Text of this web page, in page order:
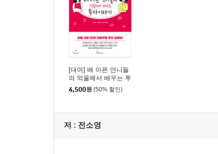
4장 언니들의 눈물겨운 부동산투자 이야기
나는 왜 신혼집을 사지 못했나?
[더 알아보기] 신혼만이 누릴 수 있는 대출혜택
나는 왜 대치동에서 전세를 살았나?_부동산투자,
[더 알아보기] 매매전세비란 무엇인가?
나는 왜 강남 집을 팔고 경기도로 이사를 갔나?_
[더 알아보기] 수도권 신도시의 변천사
나는 왜 지방 아파트를 샀나?_기회비용을 생각하
부모님은 왜 서울의 집을 사지 않았나?_삶의 터전
[대여] 배 아픈 언니들
의 억울해서 배우는 투
자 이야기
4,500원 (50% 할인)
저 : 전소영